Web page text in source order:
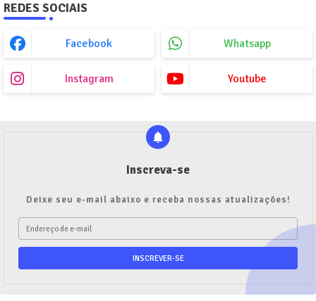
REDES SOCIAIS
Facebook Whatsapp
Instagram Youtube
Inscreva-se
Deixe seu e-mail abaixo e receba nossas atualizações!